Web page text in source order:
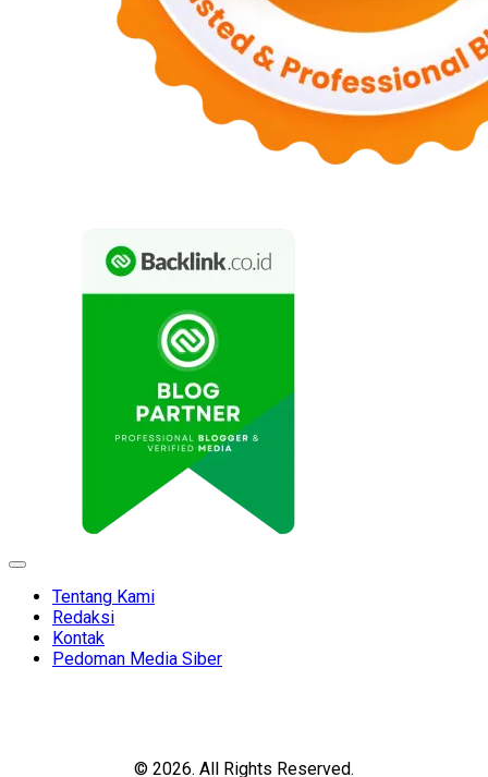
Expand
Tentang Kami
Redaksi
Kontak
Pedoman Media Siber
© 2026. All Rights Reserved.